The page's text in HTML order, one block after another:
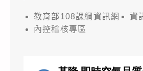
教育部108課綱資訊網
資
內控稽核專區